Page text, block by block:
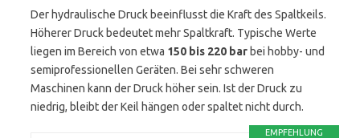
Der hydraulische Druck beeinflusst die Kraft des Spaltkeils.
Höherer Druck bedeutet mehr Spaltkraft. Typische Werte
liegen im Bereich von etwa 150 bis 220 bar bei hobby- und
semiprofessionellen Geräten. Bei sehr schweren
Maschinen kann der Druck höher sein. Ist der Druck zu
niedrig, bleibt der Keil hängen oder spaltet nicht durch.
EMPFEHLUNG